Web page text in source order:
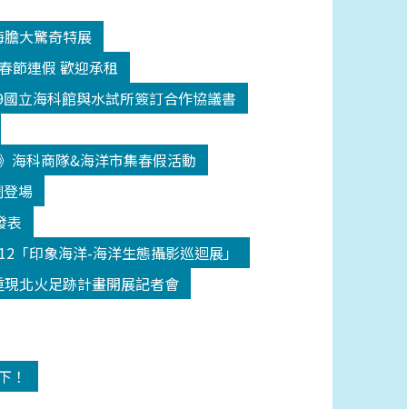
大驚奇特展
節連假 歡迎承租
國立海科館與水試所簽訂合作協議書
海科商隊&海洋市集春假活動
場
表
「印象海洋-海洋生態攝影巡迴展」
現北火足跡計畫開展記者會
！